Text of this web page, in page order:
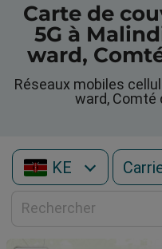
Carte de
5G à
ward,
Réseaux mobiles
ward, Comté
KE